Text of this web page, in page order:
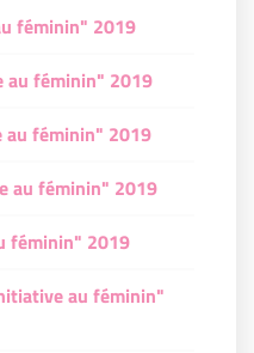
féminin" 2019
au féminin" 2019
féminin" 2019
au féminin" 2019
féminin" 2019
au féminin"